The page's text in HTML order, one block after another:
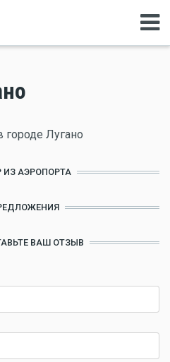
городе Лугано
ИЗ АЭРОПОРТА
ВАШ ОТЗЫВ